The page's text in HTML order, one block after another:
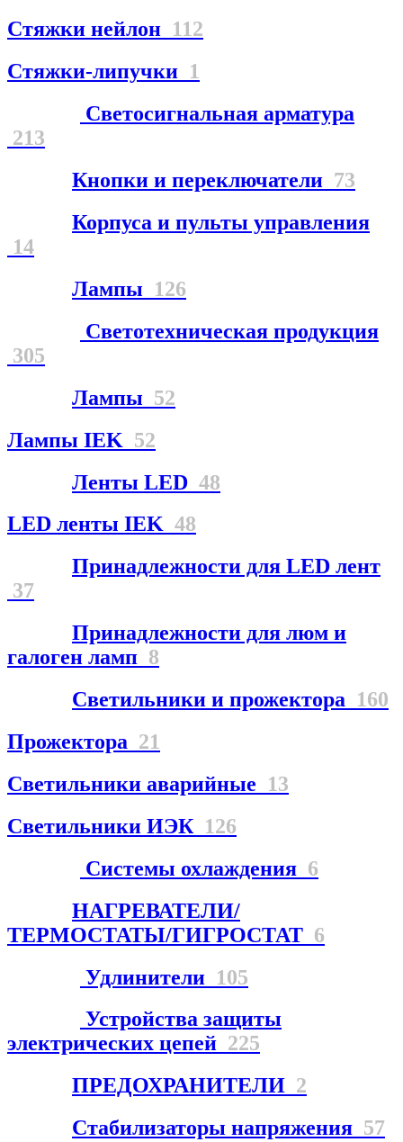
Стяжки нейлон 112
Стяжки-липучки 1
Светосигнальная арматура
213
Кнопки и переключатели 73
Корпуса и пульты управления
14
Лампы 126
Светотехническая продукция
305
Лампы 52
Лампы IEK 52
Ленты LED 48
LED ленты IEK 48
Принадлежности для LED лент
37
Принадлежности для люм и
галоген ламп 8
Светильники и прожектора 160
Прожектора 21
Светильники аварийные 13
Светильники ИЭК 126
Системы охлаждения 6
НАГРЕВАТЕЛИ/
ТЕРМОСТАТЫ/ГИГРОСТАТ 6
Удлинители 105
Устройства защиты
электрических цепей 225
ПРЕДОХРАНИТЕЛИ 2
Стабилизаторы напряжения 57